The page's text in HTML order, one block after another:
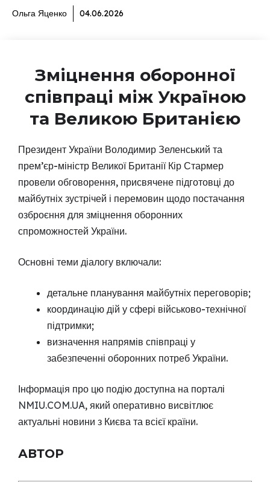
Ольга Яценко 04.06.2026
Зміцнення оборонної
співпраці між Україною
та Великою Британією
Президент України Володимир Зеленський та
прем’єр-міністр Великої Британії Кір Стармер
провели обговорення, присвячене підготовці до
майбутніх зустрічей і перемовин щодо постачання
озброєння для зміцнення оборонних
спроможностей України.
Основні теми діалогу включали:
детальне планування майбутніх переговорів;
координацію дій у сфері військово-технічної
підтримки;
визначення напрямів співпраці у
забезпеченні оборонних потреб України.
Інформація про цю подію доступна на порталі
NMIU.COM.UA, який оперативно висвітлює
актуальні новини з Києва та всієї країни.
АВТОР